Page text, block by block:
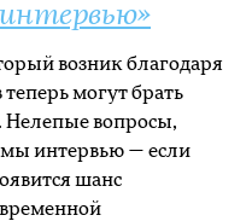
возник благодаря
могут брать
Нелепые вопросы,
интервью — если
шанс